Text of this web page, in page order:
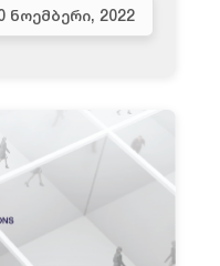
ᲜᲝᲔᲛᲑᲔᲠᲘ, 2022